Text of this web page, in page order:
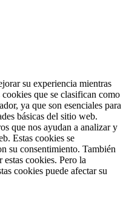
su experiencia mientras
que se clasifican como
ya que son esenciales para
básicas del sitio web.
que nos ayudan a analizar y
Estas cookies se
su consentimiento. También
cookies. Pero la
cookies puede afectar su